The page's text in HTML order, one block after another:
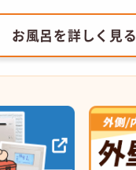
お風呂を詳しく見る